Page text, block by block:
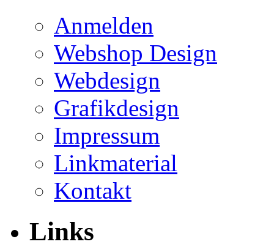
Anmelden
Webshop Design
Webdesign
Grafikdesign
Impressum
Linkmaterial
Kontakt
Links